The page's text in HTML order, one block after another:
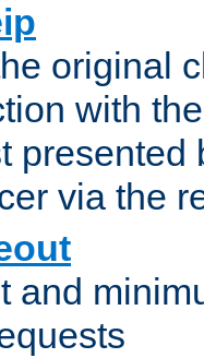
original
with
presented
via the
and